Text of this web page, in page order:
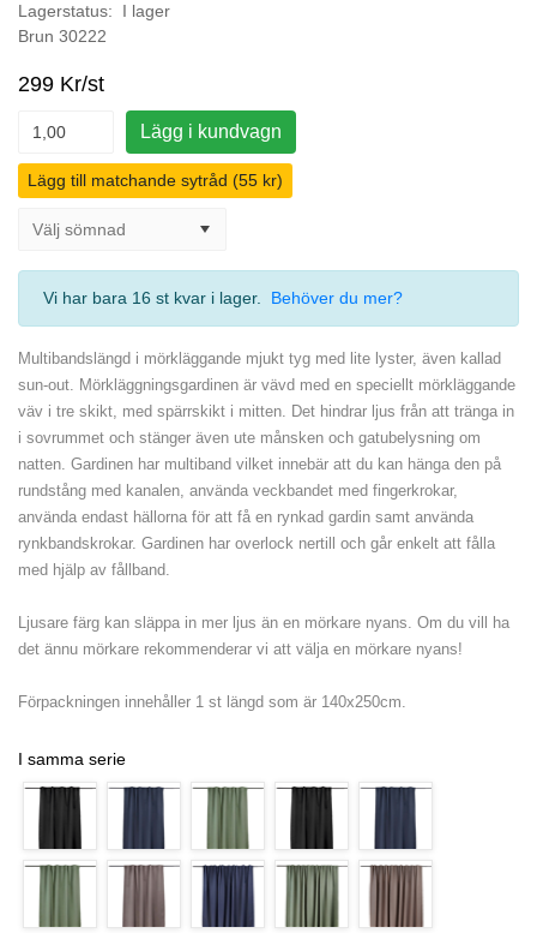
Lagerstatus: I lager
Brun 30222
299 Kr/st
Lägg i kundvagn
Lägg till matchande sytråd (55 kr)
Vi har bara 16 st kvar i lager. Behöver du mer?
Multibandslängd i mörkläggande mjukt tyg med lite lyster, även kallad
sun-out. Mörkläggningsgardinen är vävd med en speciellt mörkläggande
väv i tre skikt, med spärrskikt i mitten. Det hindrar ljus från att tränga in
i sovrummet och stänger även ute månsken och gatubelysning om
natten. Gardinen har multiband vilket innebär att du kan hänga den på
rundstång med kanalen, använda veckbandet med fingerkrokar,
använda endast hällorna för att få en rynkad gardin samt använda
rynkbandskrokar. Gardinen har overlock nertill och går enkelt att fålla
med hjälp av fållband.
Ljusare färg kan släppa in mer ljus än en mörkare nyans. Om du vill ha
det ännu mörkare rekommenderar vi att välja en mörkare nyans!
Förpackningen innehåller 1 st längd som är 140x250cm.
I samma serie